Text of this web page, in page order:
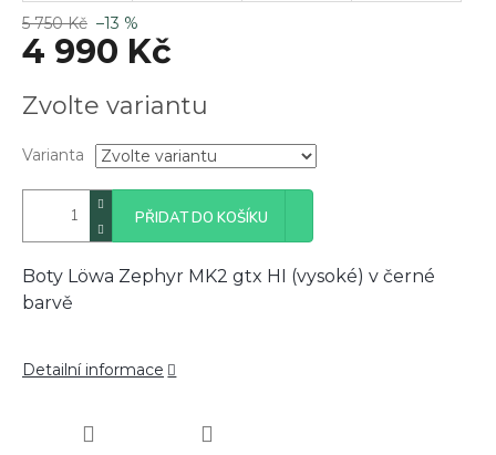
5 750 Kč –13 %
4 990 Kč
cena:
Zvolte variantu
Varianta
PŘIDAT DO KOŠÍKU
Boty Löwa Zephyr MK2 gtx HI (vysoké) v černé
barvě
Detailní informace